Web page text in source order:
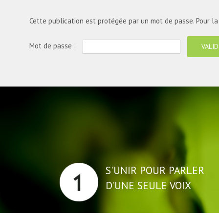
Cette publication est protégée par un mot de passe. Pour
Mot de passe :
S'UNIR POUR PARLER
D'UNE SEULE VOIX